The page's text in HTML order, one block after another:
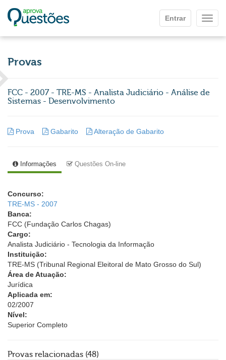
Entrar
Provas
FCC - 2007 - TRE-MS - Analista Judiciário - Análise de
Sistemas - Desenvolvimento
Prova Gabarito Alteração de Gabarito
Informações Questões On-line
Concurso:
TRE-MS - 2007
Banca:
FCC (Fundação Carlos Chagas)
Cargo:
Analista Judiciário - Tecnologia da Informação
Instituição:
TRE-MS (Tribunal Regional Eleitoral de Mato Grosso do Sul)
Área de Atuação:
Jurídica
Aplicada em:
02/2007
Nível:
Superior Completo
Provas relacionadas (48)